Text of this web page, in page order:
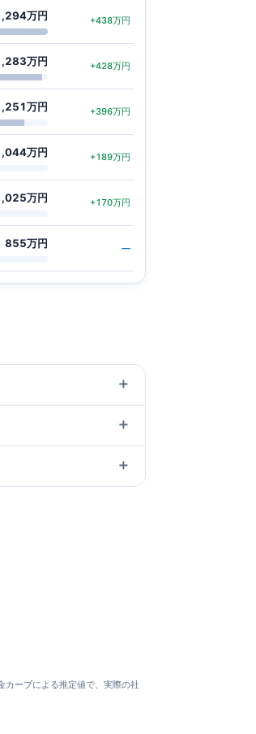
万円 +438万円
万円 +428万円
万円 +396万円
万円 +189万円
万円 +170万円
855万円 —
＋
＋
＋
ーブによる推定値で、実際の社